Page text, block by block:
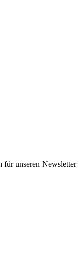
für unseren Newsletter